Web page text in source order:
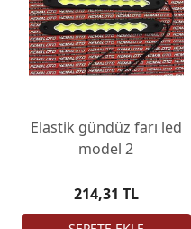
Elastik gündüz farı led
model 2
214,31 TL